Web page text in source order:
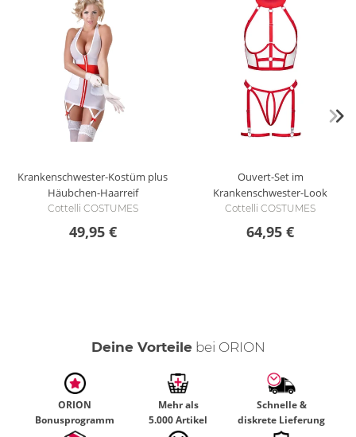
Krankenschwester-Kostüm plus
Häubchen-Haarreif
Cottelli COSTUMES
49,95 €
Ouvert-Set im
Krankenschwester-Look
Cottelli COSTUMES
64,95 €
Deine Vorteilebei ORION
ORION
Bonusprogramm
Mehr als
5.000 Artikel
Schnelle &
diskrete Lieferung